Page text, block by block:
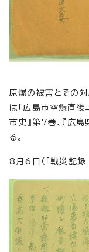
原爆の被害とその
は「広島市空爆直後
市史』第7巻、『広
る。
8月6日（「戦災記録